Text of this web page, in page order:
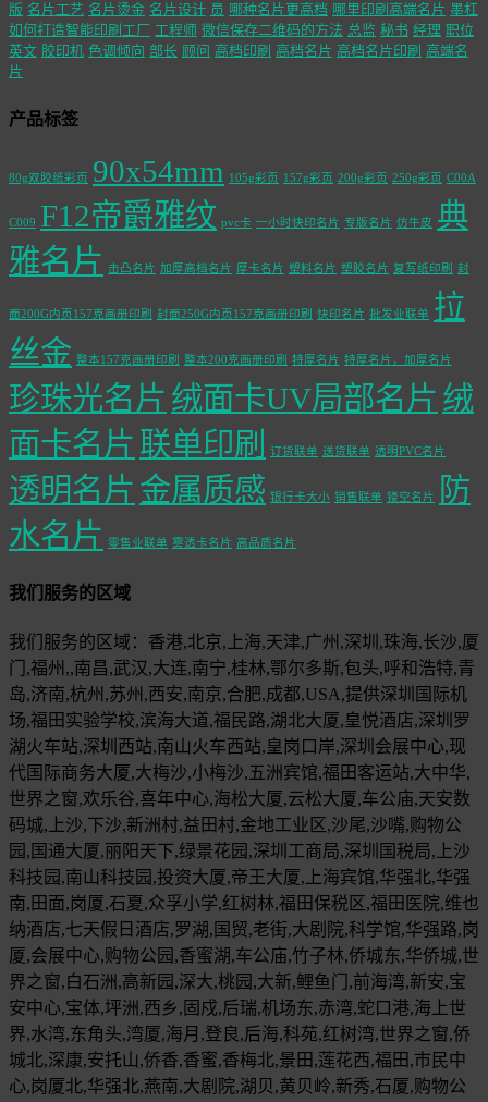
版 名片工艺 名片烫金 名片设计 员 哪种名片更高档 哪里印刷高端名片 墨杠
如何打造智能印刷工厂 工程师 微信保存二维码的方法 总监 秘书 经理 职位
英文 胶印机 色调倾向 部长 顾问 高档印刷 高档名片 高档名片印刷 高端名
片
产品标签
80g双胶纸彩页 90x54mm 105g彩页 157g彩页 200g彩页 250g彩页 C00A
C009 F12帝爵雅纹 pvc卡 一小时快印名片 专版名片 仿牛皮 典
雅名片 击凸名片 加厚高档名片 厚卡名片 塑料名片 塑胶名片 复写纸印刷 封
面200G内页157克画册印刷 封面250G内页157克画册印刷 快印名片 批发业联单 拉
丝金 整本157克画册印刷 整本200克画册印刷 特厚名片 特厚名片，加厚名片
珍珠光名片 绒面卡UV局部名片 绒
面卡名片 联单印刷 订货联单 送货联单 透明PVC名片
透明名片 金属质感 银行卡大小 销售联单 镂空名片
防
水名片 零售业联单 雾透卡名片 高品质名片
我们服务的区域
我们服务的区域：香港,北京,上海,天津,广州,深圳,珠海,长沙,厦
门,福州,,南昌,武汉,大连,南宁,桂林,鄂尔多斯,包头,呼和浩特,青
岛,济南,杭州,苏州,西安,南京,合肥,成都,USA,提供深圳国际机
场,福田实验学校,滨海大道,福民路,湖北大厦,皇悦酒店,深圳罗
湖火车站,深圳西站,南山火车西站,皇岗口岸,深圳会展中心,现
代国际商务大厦,大梅沙,小梅沙,五洲宾馆,福田客运站,大中华,
世界之窗,欢乐谷,喜年中心,海松大厦,云松大厦,车公庙,天安数
码城,上沙,下沙,新洲村,益田村,金地工业区,沙尾,沙嘴,购物公
园,国通大厦,丽阳天下,绿景花园,深圳工商局,深圳国税局,上沙
科技园,南山科技园,投资大厦,帝王大厦,上海宾馆,华强北,华强
南,田面,岗厦,石夏,众孚小学,红树林,福田保税区,福田医院,维也
纳酒店,七天假日酒店,罗湖,国贸,老街,大剧院,科学馆,华强路,岗
厦,会展中心,购物公园,香蜜湖,车公庙,竹子林,侨城东,华侨城,世
界之窗,白石洲,高新园,深大,桃园,大新,鲤鱼门,前海湾,新安,宝
安中心,宝体,坪洲,西乡,固戍,后瑞,机场东,赤湾,蛇口港,海上世
界,水湾,东角头,湾厦,海月,登良,后海,科苑,红树湾,世界之窗,侨
城北,深康,安托山,侨香,香蜜,香梅北,景田,莲花西,福田,市民中
心,岗厦北,华强北,燕南,大剧院,湖贝,黄贝岭,新秀,石厦,购物公